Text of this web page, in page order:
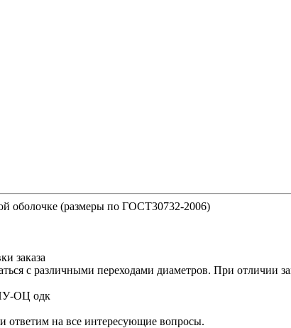
оболочке (размеры по ГОСТ30732-2006)
заказа
с различными переходами диаметров. При отличии
ОЦ одк
ответим на все интересующие вопросы.